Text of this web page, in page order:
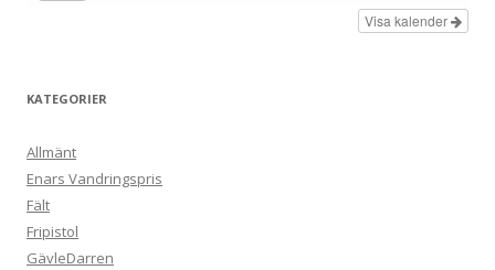
Visa kalender
KATEGORIER
Allmänt
Enars Vandringspris
Fält
Fripistol
GävleDarren